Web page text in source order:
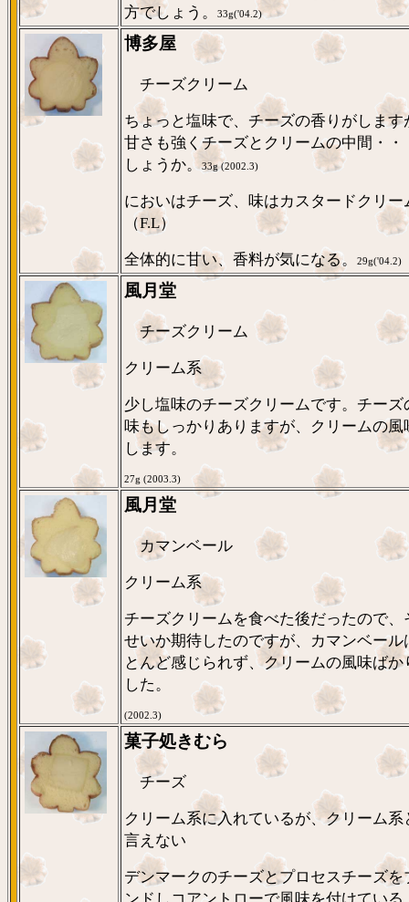
方でしょう。
33g('04.2)
博多屋
チーズクリーム
ちょっと塩味で、チーズの香りがします
甘さも強くチーズとクリームの中間・・
しょうか。33g (2002.3)
においはチーズ、味はカスタードクリー
（F.L）
全体的に甘い、香料が気になる。 29g('04.2)
風月堂
チーズクリーム
クリーム系
少し塩味のチーズクリームです。チーズ
味もしっかりありますが、クリームの風
します。
27g (2003.3)
風月堂
カマンベール
クリーム系
チーズクリームを食べた後だったので、
せいか期待したのですが、カマンベール
とんど感じられず、クリームの風味ばか
した。
(2002.3)
菓子処きむら
チーズ
クリーム系に入れているが、クリーム系
言えない
デンマークのチーズとプロセスチーズを